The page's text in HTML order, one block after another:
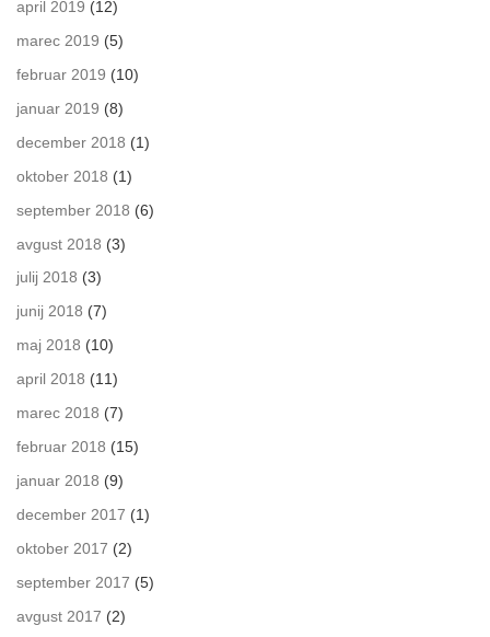
april 2019 (12)
marec 2019 (5)
februar 2019 (10)
januar 2019 (8)
december 2018 (1)
oktober 2018 (1)
september 2018 (6)
avgust 2018 (3)
julij 2018 (3)
junij 2018 (7)
maj 2018 (10)
april 2018 (11)
marec 2018 (7)
februar 2018 (15)
januar 2018 (9)
december 2017 (1)
oktober 2017 (2)
september 2017 (5)
avgust 2017 (2)